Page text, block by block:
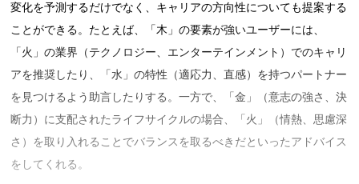
変化を予測するだけでなく、キャリアの方向性についても提案する
ことができる。たとえば、「木」の要素が強いユーザーには、
「火」の業界（テクノロジー、エンターテインメント）でのキャリ
アを推奨したり、「水」の特性（適応力、直感）を持つパートナー
を見つけるよう助言したりする。一方で、「金」（意志の強さ、決
断力）に支配されたライフサイクルの場合、「火」（情熱、思慮深
さ）を取り入れることでバランスを取るべきだといったアドバイス
をしてくれる。